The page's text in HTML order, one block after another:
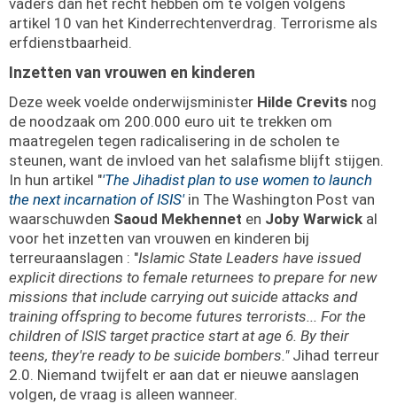
artikel 10 van het Kinderrechtenverdrag. Terrorisme als
erfdienstbaarheid.
Inzetten van vrouwen en kinderen
Deze week voelde onderwijsminister Hilde Crevits nog
de noodzaak om 200.000 euro uit te trekken om
maatregelen tegen radicalisering in de scholen te
steunen, want de invloed van het salafisme blijft stijgen.
In hun artikel "'The Jihadist plan to use women to launch
the next incarnation of ISIS' in The Washington Post van
waarschuwden Saoud Mekhennet en Joby Warwick al
voor het inzetten van vrouwen en kinderen bij
terreuraanslagen : "Islamic State Leaders have issued
explicit directions to female returnees to prepare for new
missions that include carrying out suicide attacks and
training offspring to become futures terrorists... For the
children of ISIS target practice start at age 6. By their
teens, they're ready to be suicide bombers."Jihad terreur
2.0. Niemand twijfelt er aan dat er nieuwe aanslagen
volgen, de vraag is alleen wanneer.